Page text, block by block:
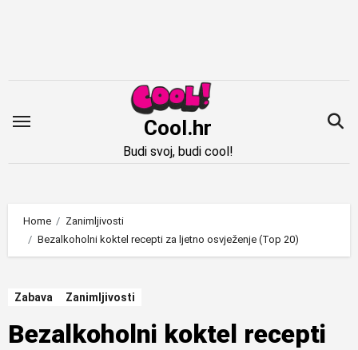
Cool.hr
Budi svoj, budi cool!
Home
Zanimljivosti
Bezalkoholni koktel recepti za ljetno osvježenje (Top 20)
Zabava Zanimljivosti
Bezalkoholni koktel recepti